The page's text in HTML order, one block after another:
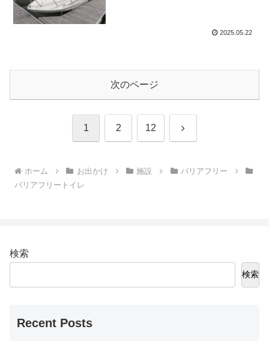
2025.05.22
次のページ
1 2 12 次
ホーム お出かけ 施設
バリアフリー
バリアフリートイレ
検索
検索
Recent Posts